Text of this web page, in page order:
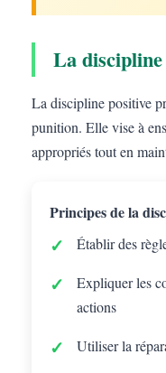
La
La discipline positive
punition. Elle vise à
appropriés tout en
Principes de la
Établir des
Expliquer les
actions
Utiliser la